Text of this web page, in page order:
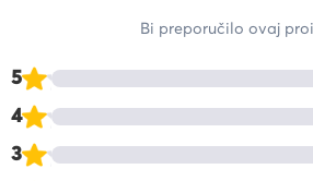
5
4
3
Bi preporučilo ovaj